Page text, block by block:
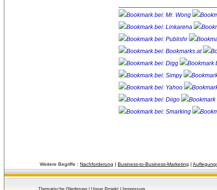
Weitere Begriffe : Nachforderung | Business-to-Business-Marketing |
Thematische Gliederung Unser Projekt
Impressum